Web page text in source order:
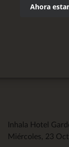
Inhala Hotel
Miércoles, 23
Ahora